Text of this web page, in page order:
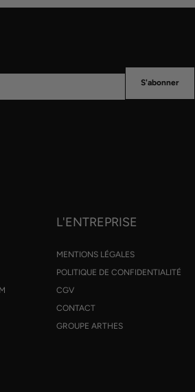
S'abonner
L'ENTREPRISE
MENTIONS LÉGALES
POLITIQUE DE CONFIDENTIALITÉ
CGV
CONTACT
GROUPE ARTHES